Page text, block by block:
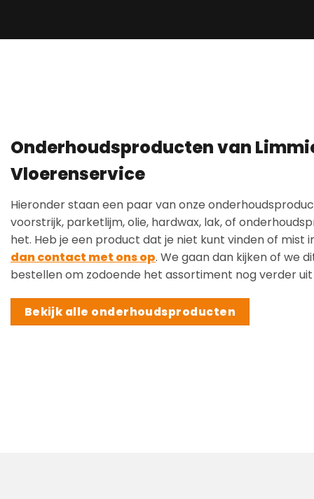
Onderhoudsproducten van
Vloerenservice
Hieronder staan een paar van onze
voorstrijk, parketlijm, olie, hardwax, lak, of
het. Heb je een product dat je niet kunt vinden of mist
dan contact met ons op. We gaan dan kijken of we
bestellen om zodoende het assortiment nog verder
Bekijk alle onderhoudsproducten